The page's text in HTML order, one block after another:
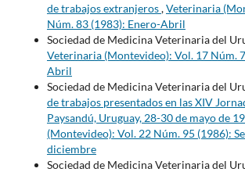
de trabajos extranjeros,Veterinaria
Núm. 83 (1983): Enero-Abril
Sociedad de Medicina Veterinaria del
Veterinaria (Montevideo): Vol. 17 Núm.
Abril
Sociedad de Medicina Veterinaria del
de trabajos presentados en las XIV
Paysandú, Uruguay, 28-30 de mayo de
(Montevideo): Vol. 22 Núm. 95 (1986):
diciembre
Sociedad de Medicina Veterinaria del